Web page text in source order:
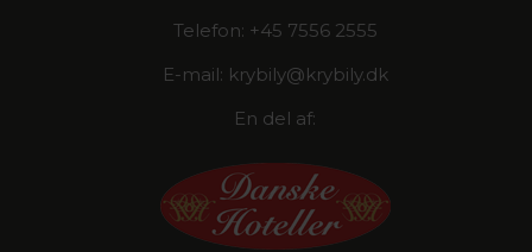
Telefon: +45 7556 2555
E-mail: krybily@krybily.dk
En del af: